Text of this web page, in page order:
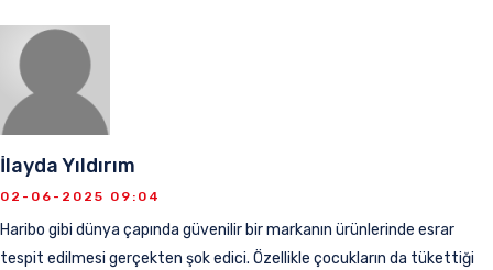
İlayda Yıldırım
02-06-2025 09:04
Haribo gibi dünya çapında güvenilir bir markanın ürünlerinde esrar
tespit edilmesi gerçekten şok edici. Özellikle çocukların da tükettiği